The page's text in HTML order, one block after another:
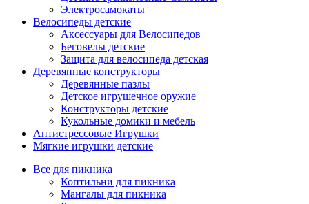
Электросамокаты
Велосипеды детские
Аксессуары для Велосипедов
Беговелы детские
Защита для велосипеда детская
Деревянные конструкторы
Деревянные пазлы
Детское игрушечное оружие
Конструкторы детские
Кукольные домики и мебель
Антистрессовые Игрушки
Мягкие игрушки детские
Все для пикника
Коптильни для пикника
Мангалы для пикника